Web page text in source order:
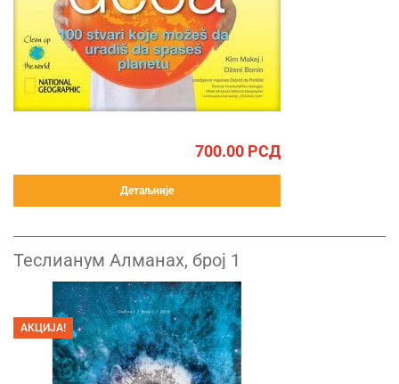
700.00 РСД
Детаљније
АКЦИЈА!
Теслианум Алманах, број 1